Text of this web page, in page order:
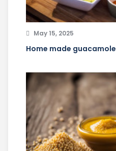
May 15, 2025
Home made guacamole